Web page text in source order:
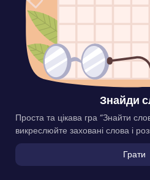
Знайди
Проста та цікава гра “Знайти
викреслюйте заховані слова і
Грати